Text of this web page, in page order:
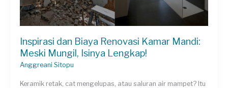
Inspirasi dan Biaya Renovasi Kamar Mandi:
Meski Mungil, Isinya Lengkap!
Anggreani Sitopu
Keramik retak, cat mengelupas, atau saluran air mampet? Itu